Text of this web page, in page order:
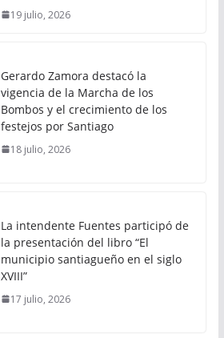
19 julio, 2026
Gerardo Zamora destacó la
vigencia de la Marcha de los
Bombos y el crecimiento de los
festejos por Santiago
18 julio, 2026
La intendente Fuentes participó de
la presentación del libro “El
municipio santiagueño en el siglo
XVIII”
17 julio, 2026